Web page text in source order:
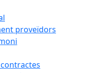
proveïdors